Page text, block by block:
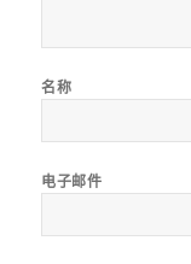
名称
电子邮件